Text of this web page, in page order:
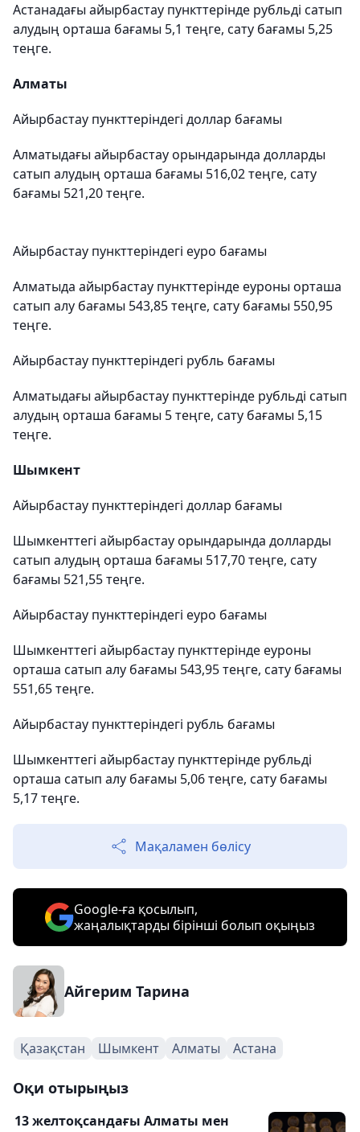
Астанадағы айырбастау пункттерінде рубльді сатып
алудың орташа бағамы 5,1 теңге, сату бағамы 5,25
теңге.
Алматы
Айырбастау пункттеріндегі доллар бағамы
Алматыдағы айырбастау орындарында долларды
сатып алудың орташа бағамы 516,02 теңге, сату
бағамы 521,20 теңге.
Айырбастау пункттеріндегі еуро бағамы
Алматыда айырбастау пункттерінде еуроны орташа
сатып алу бағамы 543,85 теңге, сату бағамы 550,95
теңге.
Айырбастау пункттеріндегі рубль бағамы
Алматыдағы айырбастау пункттерінде рубльді сатып
алудың орташа бағамы 5 теңге, сату бағамы 5,15
теңге.
Шымкент
Айырбастау пункттеріндегі доллар бағамы
Шымкенттегі айырбастау орындарында долларды
сатып алудың орташа бағамы 517,70 теңге, сату
бағамы 521,55 теңге.
Айырбастау пункттеріндегі еуро бағамы
Шымкенттегі айырбастау пункттерінде еуроны
орташа сатып алу бағамы 543,95 теңге, сату бағамы
551,65 теңге.
Айырбастау пункттеріндегі рубль бағамы
Шымкенттегі айырбастау пункттерінде рубльді
орташа сатып алу бағамы 5,06 теңге, сату бағамы
5,17 теңге.
Мақаламен бөлісу
Google-ға қосылып,
жаңалықтарды бірінші болып оқыңыз
Айгерим Тарина
Қазақстан Шымкент Алматы Астана
Оқи отырыңыз
13 желтоқсандағы Алматы мен